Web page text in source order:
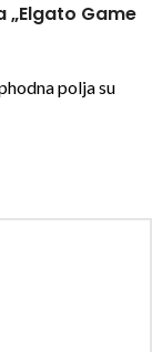
„Elgato Game
polja su